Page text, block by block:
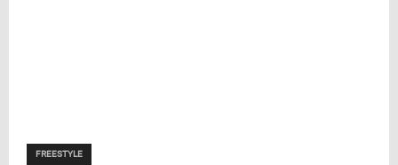
FREESTYLE